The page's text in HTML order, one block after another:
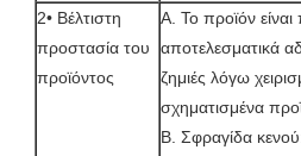
2• Βέλτιστη
προστασία του
προϊόντος
Α. Το προϊόν
αποτελεσματικά
ζημιές λόγω
σχηματισμένα
Β. Σφραγίδα